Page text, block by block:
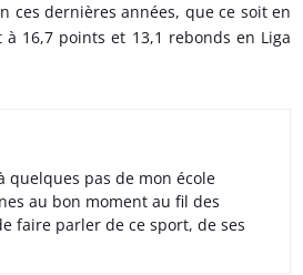
ces dernières années, que ce soit en
à 16,7 points et 13,1 rebonds en Liga
quelques pas de mon école
au bon moment au fil des
faire parler de ce sport, de ses